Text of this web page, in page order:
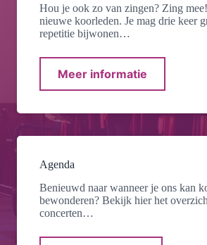
Hou je ook zo van zingen? Zing
nieuwe koorleden. Je mag drie keer
repetitie bijwonen…
Meer informatie
Agenda
Benieuwd naar wanneer je ons kan
bewonderen? Bekijk hier het
concerten…